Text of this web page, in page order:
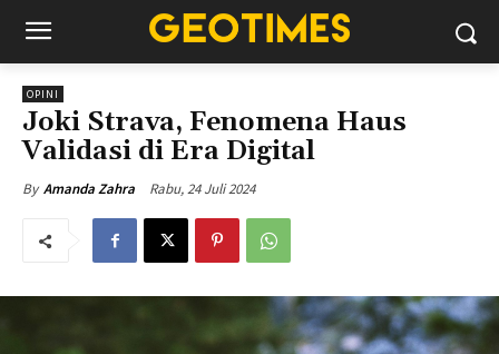
OPINI
Joki Strava, Fenomena Haus
Validasi di Era Digital
By Amanda Zahra Rabu, 24 Juli 2024